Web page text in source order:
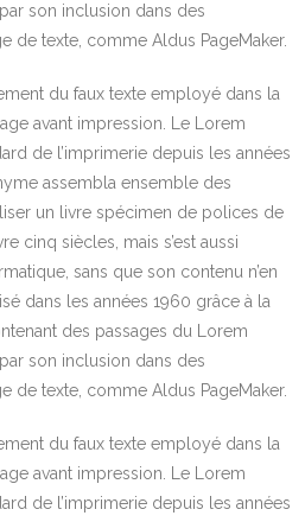
son inclusion dans des
de texte, comme Aldus PageMaker.
du faux texte employé dans la
avant impression. Le Lorem
de l’imprimerie depuis les années
assembla ensemble des
un livre spécimen de polices de
cinq siècles, mais s’est aussi
sans que son contenu n’en
dans les années 1960 grâce à la
des passages du Lorem
son inclusion dans des
de texte, comme Aldus PageMaker.
du faux texte employé dans la
avant impression. Le Lorem
de l’imprimerie depuis les années